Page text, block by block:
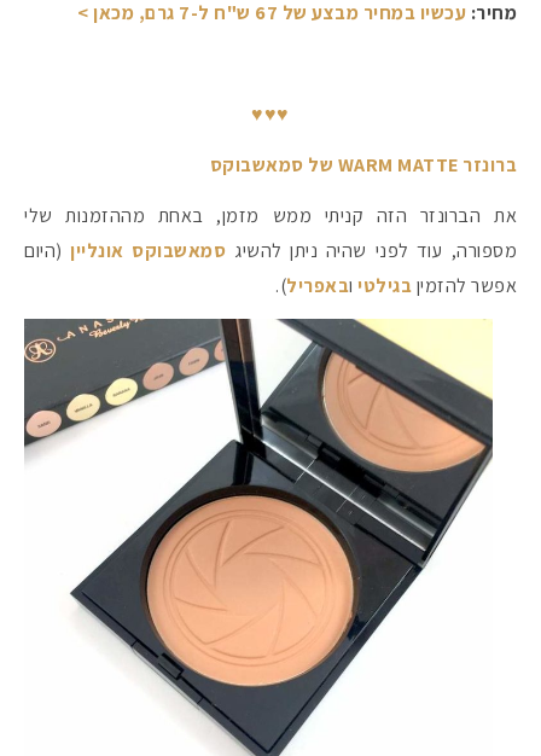
מחיר: עכשיו במחיר מבצע של 67 ש"ח ל-7 גרם, מכאן >
♥♥♥
ברונזר WARM MATTE של סמאשבוקס
את הברונזר הזה קניתי ממש מזמן, באחת מההזמנות שלי
מספורה, עוד לפני שהיה ניתן להשיג סמאשבוקס אונליין (היום
אפשר להזמיןבגילטי ובאפריל).